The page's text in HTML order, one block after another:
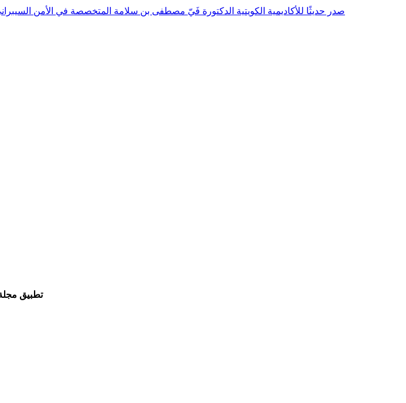
صدر حديثًا للأكاديمية الكويتية الدكتورة فَيّ مصطفى بن سلامة المتخصصة في الأمن
تطبيق